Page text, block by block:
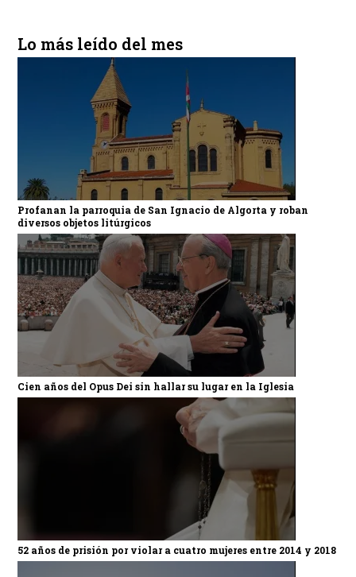
Lo más leído del mes
Profanan la parroquia de San Ignacio de Algorta y roban
diversos objetos litúrgicos
Cien años del Opus Dei sin hallar su lugar en la Iglesia
52 años de prisión por violar a cuatro mujeres entre 2014 y 2018